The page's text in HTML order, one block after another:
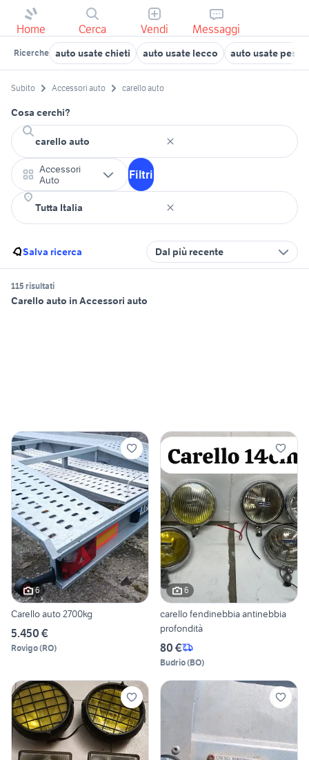
Home Cerca Vendi Messaggi
Ricerche auto usate chieti auto usate lecco auto usate
Subito Accessori auto carello auto
Cosa cerchi?
Accessori
Auto
Filtri
Salva ricerca Dal più recente
115 risultati
Carello auto in Accessori auto
6
Carello auto 2700kg
5.450 €
Rovigo(RO)
6
carello fendinebbia antinebbia
profondità
80 €
Budrio(BO)